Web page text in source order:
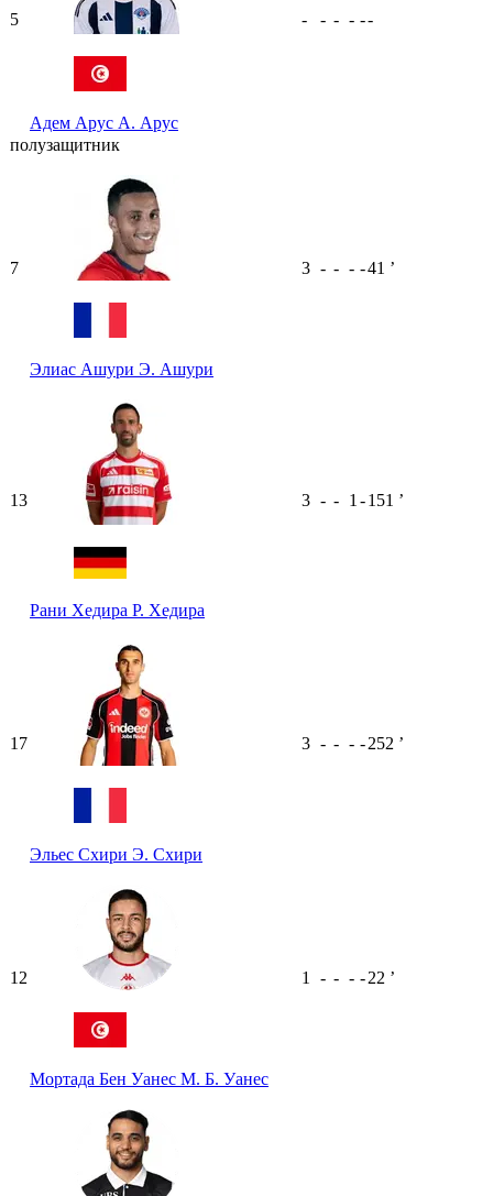
5
Адем Арус А. Арус
- - - - --
полузащитник
7
Элиас Ашури Э. Ашури
3 - - - -41 ʼ
13
Рани Хедира Р. Хедира
3 - - 1 -151 ʼ
17
Эльес Схири Э. Схири
3 - - - -252 ʼ
12
Мортада Бен Уанес М. Б. Уанес
1 - - - -22 ʼ